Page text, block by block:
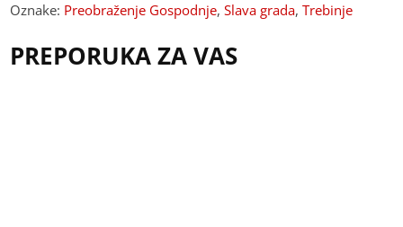
Oznake: Preobraženje Gospodnje,Slava grada,Trebinje
PREPORUKA ZA VAS